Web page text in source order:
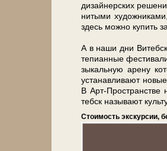
дизайнерских
ни­ты­ми
здесь мож­но ку­пить
А в на­ши дни
те­пи­ан­ные
зы­каль­ную аре­ну
устанавливают
В Арт-Пространстве
тебск на­зы­ва­ют
Стоимость экскурсии,